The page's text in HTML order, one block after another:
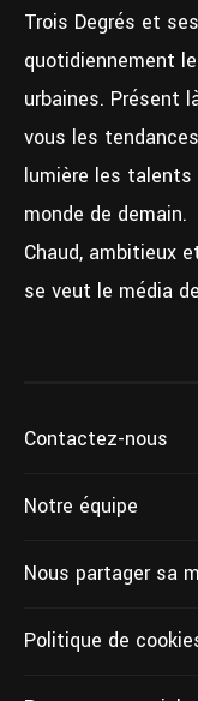
Trois Degrés et
quotidiennement
urbaines. Présent
vous les
lumière les
monde de demain.
Chaud, ambitieux
se veut le média
Contactez-nous
Notre équipe
Nous partager sa
Politique de